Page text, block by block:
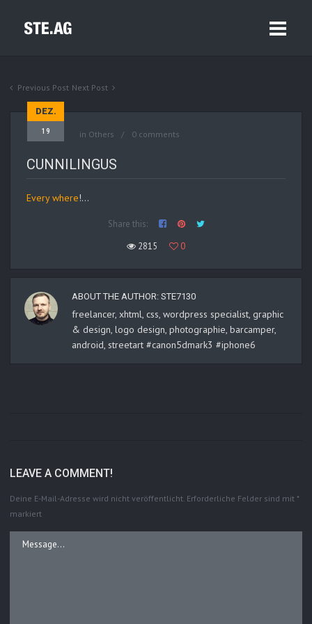
Previous Post Next Post
DEZ.
19 in Others 0 comments
CUNNILINGUS
Every where!…
Share this:
2815
0
ABOUT THE AUTHOR: STE7130
freelancer, xhtml, css, wordpress specialist, graphic
& design, logo design, photographie, barcamper,
android, streetart #canon5dmark3 #iphone6
LEAVE A COMMENT!
Deine E-Mail-Adresse wird nicht veröffentlicht. Erforderliche Felder sind mit *
markiert